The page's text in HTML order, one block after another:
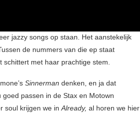
jazzy songs op staan. Het aanstekelijk
de nummers van die ep staat
schittert met haar prachtige stem.
Sinnerman denken, en ja dat
goed passen in de Stax en Motown
soul krijgen we inAlready, al horen we hier